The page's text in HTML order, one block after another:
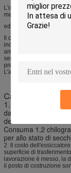
L'olio dell'acqua calda,
medium termico. Il
ed entra rispettivamente
Il corpo e le assi sono
indirettamente. Il
area liberata
secco è scaricato dallo
presa dall'essiccatore
L'aria di scarico è
Caratteristiche
1.
Il consumo di
dall'aria a causa del
dell'isolamento
Consuma 1,2
per allo stato di
2. Il costo
superficie di
lavorazione è messo, la
il posto di costruzione